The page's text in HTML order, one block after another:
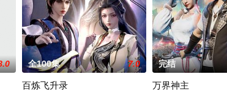
全100集 7.0
百炼飞升录
完结
万界神主